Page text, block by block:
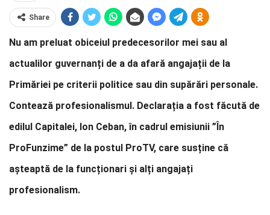
Share
Nu am preluat obiceiul predecesorilor mei sau al
actualilor guvernanți de a da afară angajații de la
Primăriei pe criterii politice sau din supărări personale.
Contează profesionalismul. Declarația a fost făcută de
edilul Capitalei, Ion Ceban, în cadrul emisiunii ”În
ProFunzime” de la postul ProTV, care susține că
așteaptă de la funcționari și alți angajați
profesionalism.